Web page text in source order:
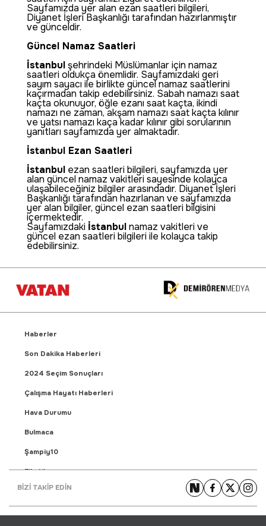
Sayfamızda yer alan ezan saatleri bilgileri,
Diyanet İşleri Başkanlığı tarafından hazırlanmıştır
ve günceldir.
Güncel Namaz Saatleri
İstanbulşehrindeki Müslümanlar için namaz
saatleri oldukça önemlidir. Sayfamızdaki geri
sayım sayacı ile birlikte güncel namaz saatlerini
kaçırmadan takip edebilirsiniz. Sabah namazı saat
kaçta okunuyor, öğle ezanı saat kaçta, ikindi
namazı ne zaman, akşam namazı saat kaçta kılınır
ve yatsı namazı kaça kadar kılınır gibi sorularının
yanıtları sayfamızda yer almaktadır.
İstanbul Ezan Saatleri
İstanbul ezan saatleri bilgileri, sayfamızda yer
alan güncel namaz vakitleri sayesinde kolayca
ulaşabileceğiniz bilgiler arasındadır. Diyanet İşleri
Başkanlığı tarafından hazırlanan ve sayfamızda
yer alan bilgiler, güncel ezan saatleri bilgisini
içermektedir.
Sayfamızdaki İstanbulnamaz vakitleri ve
güncel ezan saatleri bilgileri ile kolayca takip
edebilirsiniz.
Haberler
Son Dakika Haberleri
2024 Seçim Sonuçları
Çalışma Hayatı Haberleri
Hava Durumu
Bulmaca
Şampiy10
Fikstür
Puan Durumu
BİZİ TAKİP EDİN